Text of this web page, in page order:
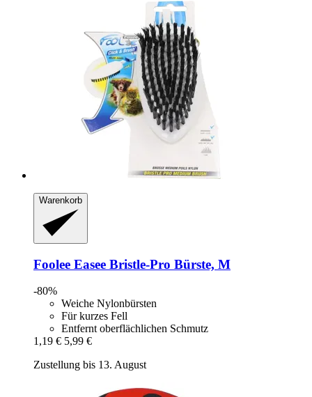
Warenkorb
Foolee Easee Bristle-​Pro Bürste, M
-80%
Weiche Nylonbürsten
Für kurzes Fell
Entfernt oberflächlichen Schmutz
1,19 € 5,99 €
Zustellung bis 13. August